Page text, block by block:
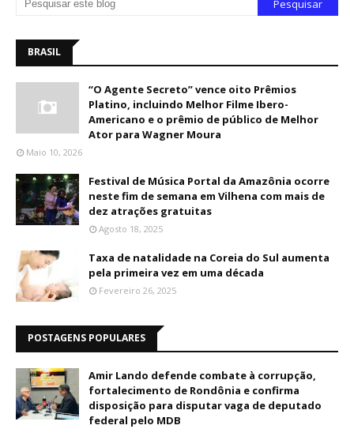
BRASIL
“O Agente Secreto” vence oito Prêmios
Platino, incluindo Melhor Filme Ibero-
Americano e o prêmio de público de Melhor
Ator para Wagner Moura
Maio 10, 2026
Festival de Música Portal da Amazônia ocorre
neste fim de semana em Vilhena com mais de
dez atrações gratuitas
Agosto 18, 2025
Taxa de natalidade na Coreia do Sul aumenta
pela primeira vez em uma década
Fevereiro 26, 2025
POSTAGENS POPULARES
Amir Lando defende combate à corrupção,
fortalecimento de Rondônia e confirma
disposição para disputar vaga de deputado
federal pelo MDB